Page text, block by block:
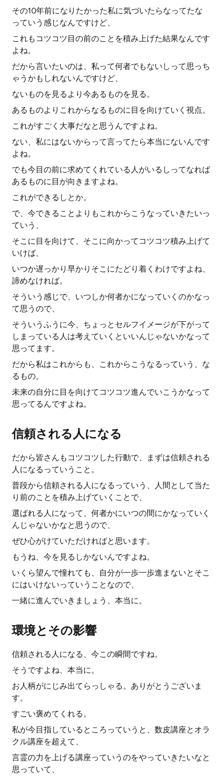
その10年前になりたかった私に気づいたらなってたな
っていう感じなんですけど、
これもコツコツ目の前のことを積み上げた結果なんです
よね。
だから言いたいのは、私って何者でもないしって思っち
ゃうかもしれないんですけど、
ないものを見るより今あるものを見る。
あるものよりこれからなるものに目を向けていく視点。
これがすごく大事だなと思うんですよね。
ない、私にはないからって言ってたら本当にないんです
よね。
でも今目の前に求めてくれている人がいるしってなれば
あるものに目が向きますよね。
これができるしとか。
で、今できることよりもこれからこうなっていきたいっ
ていう、
そこに目を向けて、そこに向かってコツコツ積み上げて
いけば、
いつか遅っかり早かりそこにたどり着くわけですよね、
諦めなければ。
そういう感じで、いつしか何者かになっていくのかなっ
て思うので、
そういうふうに今、ちょっとセルフイメージが下がって
しまっている人は考えていくといいんじゃないかなって
思ってます。
だから私はこれからも、これからこうなるっていう、な
るもの。
未来の自分に目を向けてコツコツ進んでいこうかなって
思ってるんですよね。
信頼される人になる
だから皆さんもコツコツした行動で、まずは信頼される
人になるっていうこと。
普段から信頼される人になるっていう、人間として当た
り前のことを積み上げていくことで、
選ばれる人になって、何者かにいつの間にかなっていく
んじゃないかなと思うので、
ぜひ心がけていただければと思います。
もうね、今を見るしかないんですよね。
いくら望んで憧れても、自分が一歩一歩進まないとそこ
にはいけないっていうことなので、
一緒に進んでいきましょう、本当に。
環境とその影響
信頼される人になる、今この瞬間ですね。
そうですよね、本当に。
お人柄がにじみ出てらっしゃる。ありがとうございま
す。
すごい褒めてくれる。
私が今目指しているところっていうと、数皮講座とオラ
クル講座を超えて、
言霊の力を上げる講座っていうのをやっていきたいなと
思っていて、